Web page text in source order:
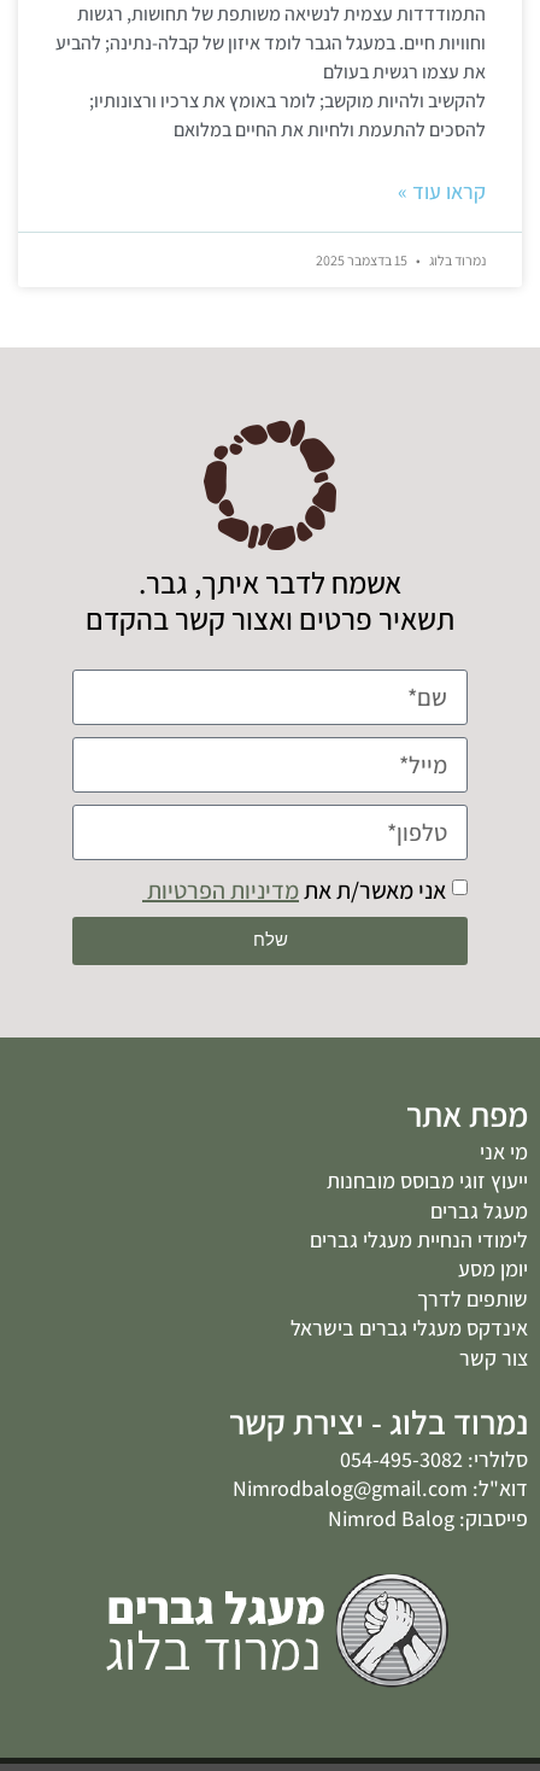
התמודדדות עצמית לנשיאה משותפת של תחושות, רגשות
וחוויות חיים. במעגל הגבר לומד איזון של קבלה-נתינה; להביע
את עצמו רגשית בעולם
להקשיב ולהיות מוקשב; לומר באומץ את צרכיו ורצונותיו;
להסכים להתעמת ולחיות את החיים במלואם
קראו עוד »
נמרוד בלוג
אשמח לדבר איתך, גבר.
תשאיר פרטים ואצור קשר בהקדם
אני מאשר/ת אתמדיניות הפרטיות
שלח
מפת אתר
מי אני
ייעוץ זוגי מבוסס מובחנות
מעגל גברים
לימודי הנחיית מעגלי גברים
יומן מסע
שותפים לדרך
אינדקס מעגלי גברים בישראל
צור קשר
נמרוד בלוג - יצירת קשר
סלולרי: 054-495-3082
דוא"ל: Nimrodbalog@gmail.com
פייסבוק: Nimrod Balog